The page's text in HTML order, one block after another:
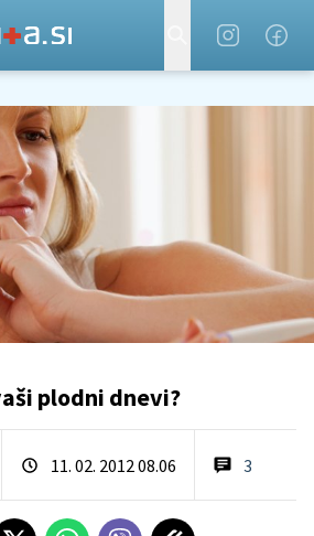
plodni dnevi?
11. 02. 2012 08.06 3